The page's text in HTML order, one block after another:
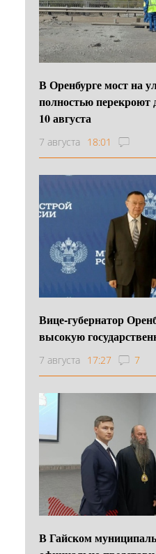
В Оренбурге мост на
полностью перекроют
10 августа
7 августа 18:01
Вице-губернатор
высокую
7 августа 17:27 7
В Гайском